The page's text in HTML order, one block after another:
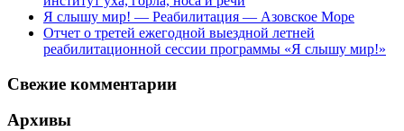
Я слышу мир! — Реабилитация — Азовское Море
Отчет о третей ежегодной выездной летней
реабилитационной сессии программы «Я слышу мир!»
Свежие комментарии
Архивы